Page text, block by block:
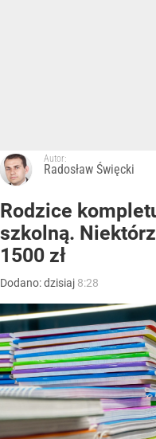
Autor:
Radosław Święcki
Rodzice
szkolną.
1500 zł
Dodano:dzisiaj 8:28